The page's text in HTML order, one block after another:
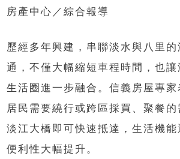
房產中心／綜合報導
歷經多年興建，串聯淡水與八里的
通，不僅大幅縮短車程時間，也
生活圈進一步融合。信義房屋專家
居民需要繞行或跨區採買、聚餐的
淡江大橋即可快速抵達，生活機能
便利性大幅提升。